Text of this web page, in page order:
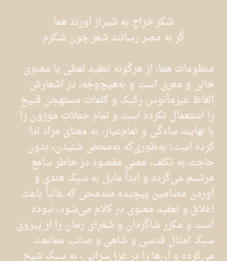
شکر خراج به شیراز آورند هما
گر به مصر رسانند شعر چون شکرم
منظومات هما، از هرگونه تعقید لفظی یا معنوی
خالی و معری است و به‌هیچ‌وجه، در اشعارش
الفاظ غیرمأنوس رکیک و کلمات مستهجن قبیح
را استعمال نکرده است و تمام جملات موزون را
با نهایت سادگی و تمام‌عیار، به معنای مراد ادا
کرده است؛ به‌طوری‌که به‌محض شنیدن، بدون
حاجت به تکلف، معنی مقصود در خاطر سامع
مرتسم می‌گردد و ابداً مایل به سبک هندی و
آوردن مضامین پیچیده مندمجی که غالباً باعث
اغلاق و تعقید معنوی در کلام می‌شود، نبوده
است و مکرر شاگردان و شعرای زمان را از پیروی
سبک امثال قدسی و شاهی و صائب ممانعت
می‌کرده و آن‌ها را در غزل‌سرایی، به سبک شیخ